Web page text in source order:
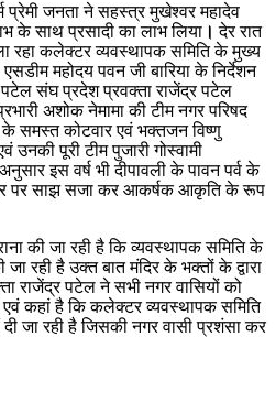
प्रेमी जनता ने सहस्त्र मुखेश्वर महादेव
के साथ प्रसादी का लाभ लिया । देर रात
रहा कलेक्टर व्यवस्थापक समिति के मुख्य
महोदय पवन जी बारिया के निर्देशन
पटेल संघ प्रदेश प्रवक्ता राजेंद्र पटेल
अशोक नेमामा की टीम नगर परिषद
समस्त कोटवार एवं भक्तजन विष्णु
उनकी पूरी टीम पुजारी गोस्वामी
इस वर्ष भी दीपावली के पावन पर्व के
पर साझ सजा कर आकर्षक आकृति के रूप
की जा रही है कि व्यवस्थापक समिति के
जा रही है उक्त बात मंदिर के भक्तों के द्वारा
राजेंद्र पटेल ने सभी नगर वासियों को
एवं कहां है कि कलेक्टर व्यवस्थापक समिति
दी जा रही है जिसकी नगर वासी प्रशंसा कर